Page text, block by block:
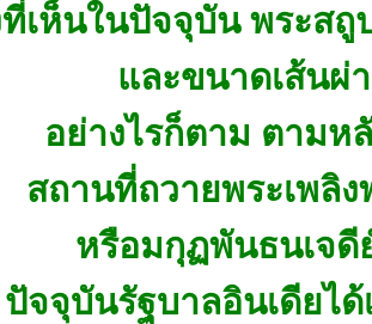
เห็นในปัจจุบัน พระส
และขนาดเส้นผ่
อย่างไรก็ตาม ตามห
สถานที่ถวายพระเพลิ
หรือมกุฏพันธนเจดี
ปัจจุบันรัฐบาลอินเดียไ